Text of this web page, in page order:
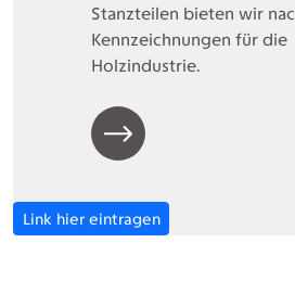
Stanzteilen bieten wir
Kennzeichnungen für die
Holzindustrie.
Link hier eintragen